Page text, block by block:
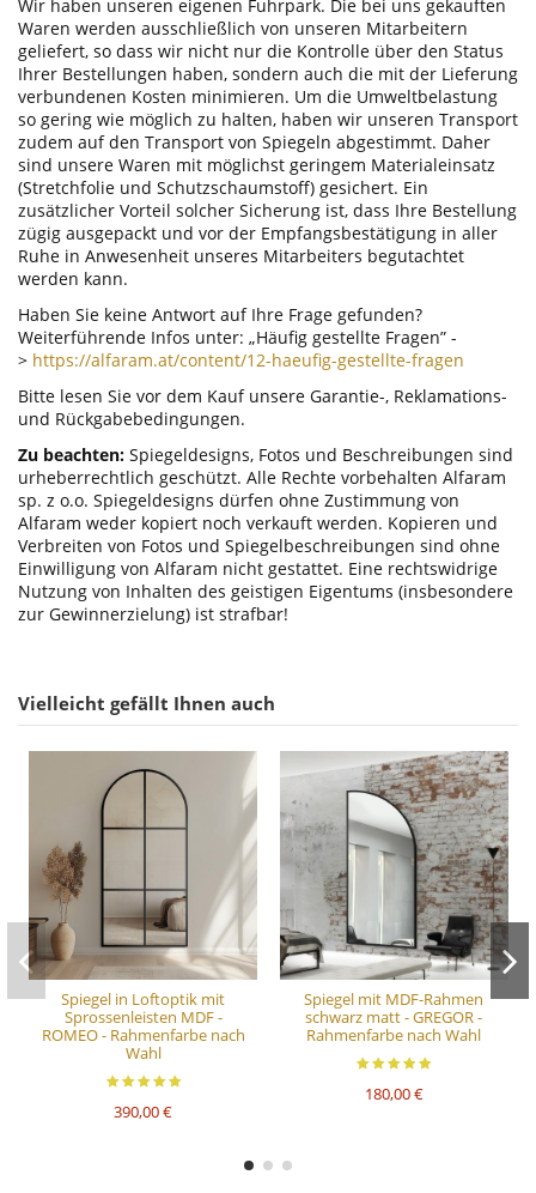
Wir haben unseren eigenen Fuhrpark. Die bei uns gekauften
Waren werden ausschließlich von unseren Mitarbeitern
geliefert, so dass wir nicht nur die Kontrolle über den Status
Ihrer Bestellungen haben, sondern auch die mit der Lieferung
verbundenen Kosten minimieren. Um die Umweltbelastung
so gering wie möglich zu halten, haben wir unseren Transport
zudem auf den Transport von Spiegeln abgestimmt. Daher
sind unsere Waren mit möglichst geringem Materialeinsatz
(Stretchfolie und Schutzschaumstoff) gesichert. Ein
zusätzlicher Vorteil solcher Sicherung ist, dass Ihre Bestellung
zügig ausgepackt und vor der Empfangsbestätigung in aller
Ruhe in Anwesenheit unseres Mitarbeiters begutachtet
werden kann.
Haben Sie keine Antwort auf Ihre Frage gefunden?
Weiterführende Infos unter: „Häufig gestellte Fragen” -
> https://alfaram.at/content/12-haeufig-gestellte-fragen
Bitte lesen Sie vor dem Kauf unsere Garantie-, Reklamations-
und Rückgabebedingungen.
Zu beachten: Spiegeldesigns, Fotos und Beschreibungen sind
urheberrechtlich geschützt. Alle Rechte vorbehalten Alfaram
sp. z o.o. Spiegeldesigns dürfen ohne Zustimmung von
Alfaram weder kopiert noch verkauft werden. Kopieren und
Verbreiten von Fotos und Spiegelbeschreibungen sind ohne
Einwilligung von Alfaram nicht gestattet. Eine rechtswidrige
Nutzung von Inhalten des geistigen Eigentums (insbesondere
zur Gewinnerzielung) ist strafbar!
Vielleicht gefällt Ihnen auch
Spiegel in Loftoptik mit
Sprossenleisten MDF -
ROMEO - Rahmenfarbe nach
Wahl
390,00 €
Spiegel mit MDF-Rahmen
schwarz matt - GREGOR -
Rahmenfarbe nach Wahl
180,00 €